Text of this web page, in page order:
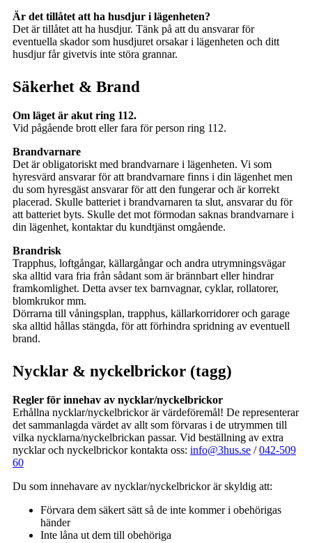
Är det tillåtet att ha husdjur i lägenheten?
Det är tillåtet att ha husdjur. Tänk på att du ansvarar för
eventuella skador som husdjuret orsakar i lägenheten och ditt
husdjur får givetvis inte störa grannar.
Säkerhet & Brand
Om läget är akut ring 112.
Vid pågående brott eller fara för person ring 112.
Brandvarnare
Det är obligatoriskt med brandvarnare i lägenheten. Vi som
hyresvärd ansvarar för att brandvarnare finns i din lägenhet men
du som hyresgäst ansvarar för att den fungerar och är korrekt
placerad. Skulle batteriet i brandvarnaren ta slut, ansvarar du för
att batteriet byts. Skulle det mot förmodan saknas brandvarnare i
din lägenhet, kontaktar du kundtjänst omgående.
Brandrisk
Trapphus, loftgångar, källargångar och andra utrymningsvägar
ska alltid vara fria från sådant som är brännbart eller hindrar
framkomlighet. Detta avser tex barnvagnar, cyklar, rollatorer,
blomkrukor mm.
Dörrarna till våningsplan, trapphus, källarkorridorer och garage
ska alltid hållas stängda, för att förhindra spridning av eventuell
brand.
Nycklar & nyckelbrickor (tagg)
Regler för innehav av nycklar/nyckelbrickor
Erhållna nycklar/nyckelbrickor är värdeföremål! De representerar
det sammanlagda värdet av allt som förvaras i de utrymmen till
vilka nycklarna/nyckelbrickan passar. Vid beställning av extra
nycklar och nyckelbrickor kontakta oss: info@3hus.se /042-509
60
Du som innehavare av nycklar/nyckelbrickorär skyldig att:
Förvara dem säkert sätt så de inte kommer i obehörigas
händer
Inte låna ut dem till obehöriga